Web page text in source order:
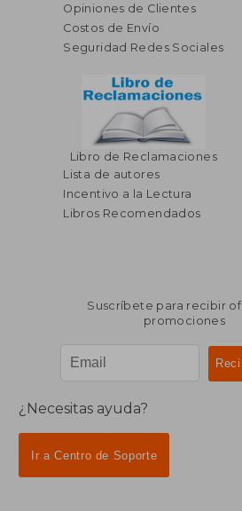
Opiniones de Clientes
Costos de Envío
Seguridad Redes Sociales
Libro de Reclamaciones
Lista de autores
Incentivo a la Lectura
Libros Recomendados
Suscríbete para recibir
promociones
¿Necesitas ayuda?
Ir a Centro de Soporte